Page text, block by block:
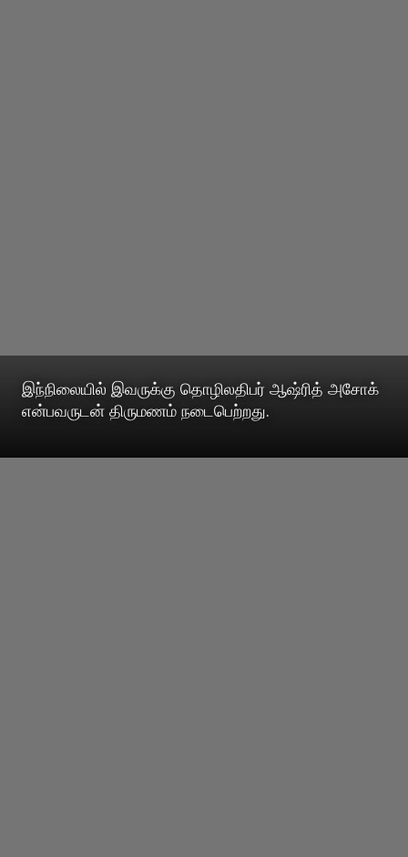
இந்நிலையில் இவருக்கு தொழிலதிபர் ஆஷ்ரித் அசோக்
என்பவருடன் திருமணம் நடைபெற்றது.